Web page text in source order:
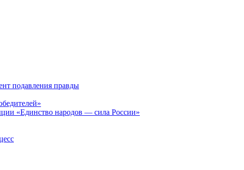
подавления правды
«Единство народов — сила России»